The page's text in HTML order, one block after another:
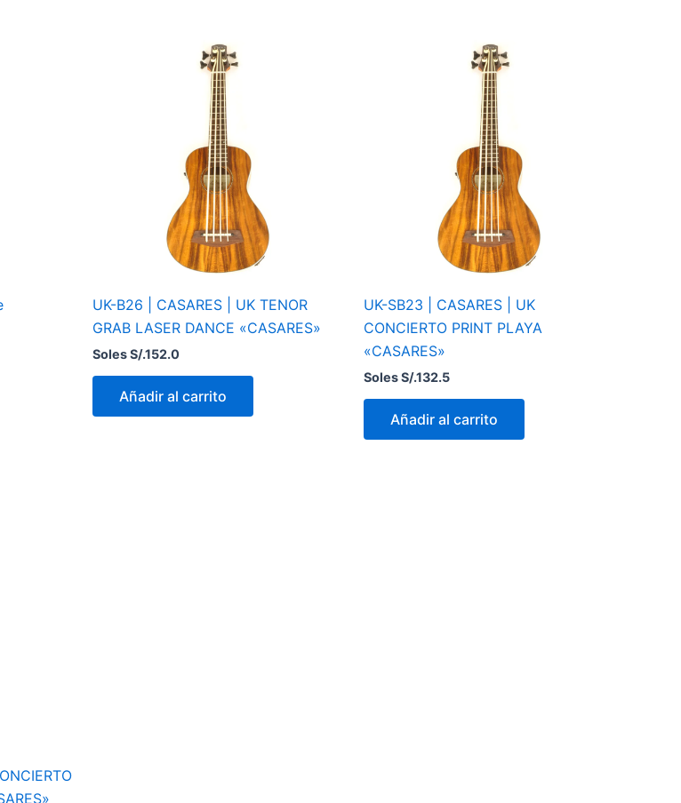
UK-B26 | CASARES | UK TENOR
GRAB LASER DANCE «CASARES»
Soles S/.152.0
Añadir al carrito
UK-SB23 | CASARES | UK
CONCIERTO PRINT PLAYA
«CASARES»
Soles S/.132.5
Añadir al carrito